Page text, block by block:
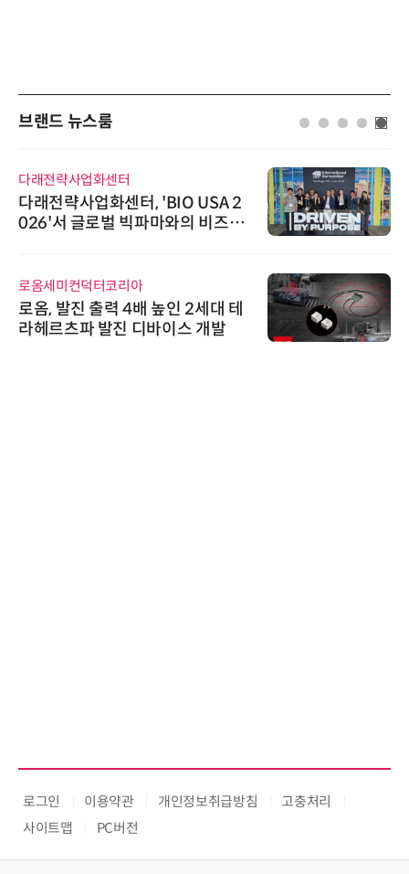
브랜드 뉴스룸
다래전략사업화센터
다래전략사업화센터, 'BIO USA 2
026'서 글로벌 빅파마와의 비즈니
로옴세미컨덕터코리아
로옴, 발진 출력 4배 높인 2세대 테
라헤르츠파 발진 디바이스 개발
로그인 이용약관 개인정보취급방침
고충처리
사이트맵
PC버전